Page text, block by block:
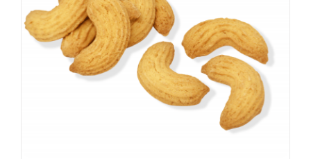
AGGIUNGI AL CARRELLO / DETTAGLI